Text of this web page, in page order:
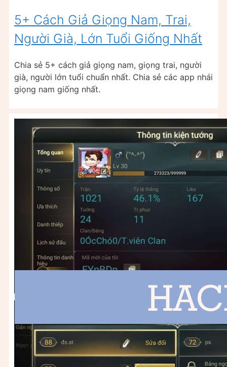
5+ Cách Giả Giọng Nam, Trai,
Người Già, Lớn Tuổi Giống Nhất
Chia sẻ 5+ cách giả giọng nam, giọng trai, người
già, người lớn tuổi chuẩn nhất. Chia sẻ các app nhái
giọng nam giống nhất.